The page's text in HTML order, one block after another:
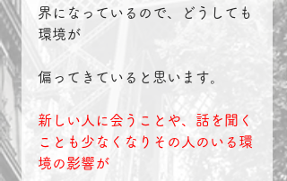
界になっているので、どうしても
環境が
偏ってきていると思います。
新しい人に会うことや、話を聞く
ことも少なくなりその人のいる環
境の影響が